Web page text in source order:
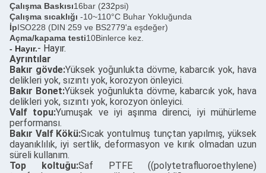
Çalışma Baskısı16bar (232psi)
Çalışma sıcaklığı -10~110°C Buhar Yokluğunda
İpISO228 (DIN 259 ve BS2779'a eşdeğer)
Açma/kapama testi10Binlerce kez.
- Hayır.- Hayır.
Ayrıntılar
Bakır gövde:Yüksek yoğunlukta dövme, kabarcık yok, hava
delikleri yok, sızıntı yok, korozyon önleyici.
Bakır Bonet:Yüksek yoğunlukta dövme, kabarcık yok, hava
delikleri yok, sızıntı yok, korozyon önleyici.
Valf topu:Yumuşak ve iyi aşınma direnci, iyi mühürleme
performansı.
Bakır Valf Kökü:Sıcak yontulmuş tunçtan yapılmış, yüksek
dayanıklılık, iyi sertlik, deformasyon ve kırık olmadan uzun
süreli kullanım.
Top koltuğu:Saf PTFE ((polytetrafluoroethylene)